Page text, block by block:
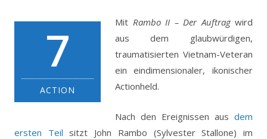
7
ACTION
Mit Rambo II – Der Auftragwird
aus dem glaubwürdigen,
traumatisierten Vietnam-Veteran
ein eindimensionaler, ikonischer
Actionheld.
Nach den Ereignissen aus dem
ersten Teil sitzt John Rambo (Sylvester Stallone) im